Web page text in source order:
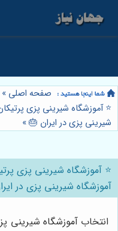
صفحه اصلی »
⭐️ آموزشگاه شیرینی پزی
شیرینی پزی در ایران 🎂»
⭐️ آموزشگاه شیرینی پزی
آموزشگاه شیرینی پزی در
انتخاب آموزشگاه شیرینی